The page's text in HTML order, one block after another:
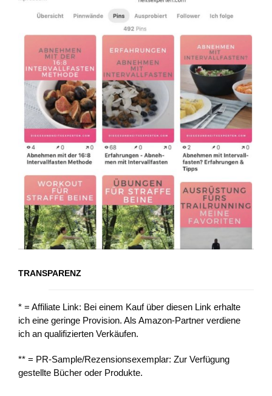
TRANSPARENZ
* = Affiliate Link: Bei einem Kauf über diesen Link erhalte
ich eine geringe Provision. Als Amazon-Partner verdiene
ich an qualifizierten Verkäufen.
** = PR-Sample/Rezensionsexemplar: Zur Verfügung
gestellte Bücher oder Produkte.